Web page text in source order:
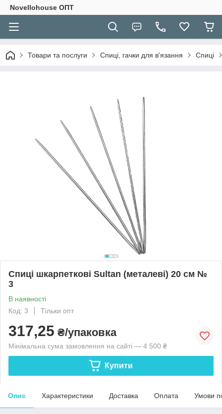
Novellohouse ОПТ
Товари та послуги Спиці, гачки для в'язання Спиці
Спиці шкарпеткові Sultan (металеві) 20 см №
3
В наявності
Код: 3
Тільки опт
317,25 ₴/упаковка
Мінімальна сума замовлення на сайті — 4 500 ₴
Купити
Опис Характеристики Доставка Оплата Умови